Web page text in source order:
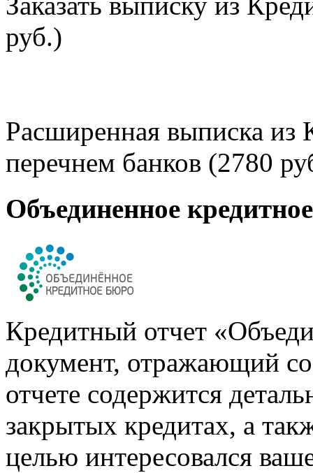
руб.)
Расширенная выписка из
перечнем банков (2780
Объединенное
Кредитный отчет
документ, отражающий
отчете содержится
закрытых кредитах, а
целью интересовался